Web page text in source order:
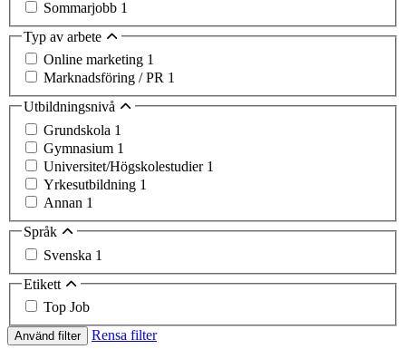
Sommarjobb 1
Typ av arbete
Online marketing 1
Marknadsföring / PR 1
Utbildningsnivå
Grundskola 1
Gymnasium 1
Universitet/Högskolestudier 1
Yrkesutbildning 1
Annan 1
Språk
Svenska 1
Etikett
Top Job
Använd filter Rensa filter